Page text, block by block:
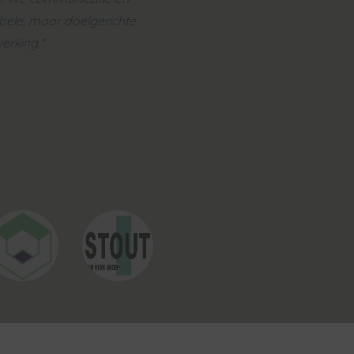
maar doelgerichte